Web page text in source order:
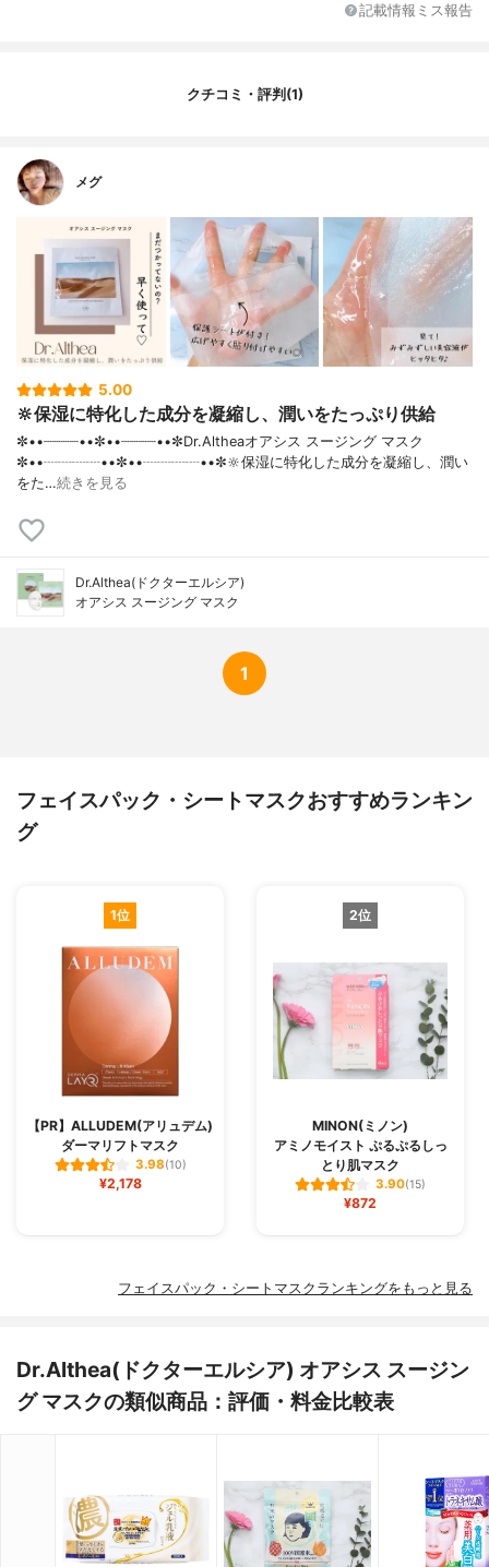
ン酸ポリグリセリル－10、オリーブ油脂肪
ル、カモミールエキス、復活草エキス、シ
ロール、ペンチレングリコール、カプリリ
ルグリコール、ヒアルロン酸ヒドロキシプ
ロピルトリモニウム、加水分解ヒアルロン
酸、アセチルヒアルロン酸Na、ヒアルロン
酸、加水分解ヒアルロン酸Na、ヒアルロン
酸クロスポリマーNa、ヒアルロン酸K
内容量
25g×5枚入り
香り
製造国
韓国
内容量のバリエーション
なし
記載情報ミス報告
クチコミ・評判(1)
メグ
5.00
🔆保湿に特化した成分を凝縮し、潤いをたっぷり供給
✼••┈┈┈┈••✼••┈┈┈┈••✼Dr.Altheaオアシス スージング マスク
✼••┈┈┈┈••✼••┈┈┈┈••✼🔆保湿に特化した成分を凝縮し、潤い
をた…続きを見る
Dr.Althea(ドクターエルシア)
オアシス スージング マスク
1
フェイスパック・シートマスクおすすめランキン
グ
1位
【PR】ALLUDEM(アリュデム)
ダーマリフトマスク
3.98(10)
¥2,178
2位
MINON(ミノン)
アミノモイスト ぷるぷるしっ
とり肌マスク
3.90(15)
¥872
フェイスパック・シートマスクランキングをもっと見る
Dr.Althea(ドクターエルシア) オアシス スージン
グ マスクの類似商品：評価・料金比較表